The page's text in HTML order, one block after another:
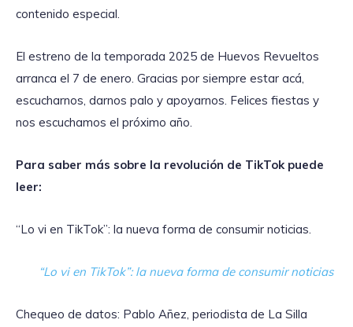
contenido especial.
El estreno de la temporada 2025 de Huevos Revueltos
arranca el 7 de enero. Gracias por siempre estar acá,
escucharnos, darnos palo y apoyarnos. Felices fiestas y
nos escuchamos el próximo año.
Para saber más sobre la revolución de TikTok puede
leer:
“Lo vi en TikTok”: la nueva forma de consumir noticias.
“Lo vi en TikTok”: la nueva forma de consumir noticias
Chequeo de datos: Pablo Añez, periodista de La Silla